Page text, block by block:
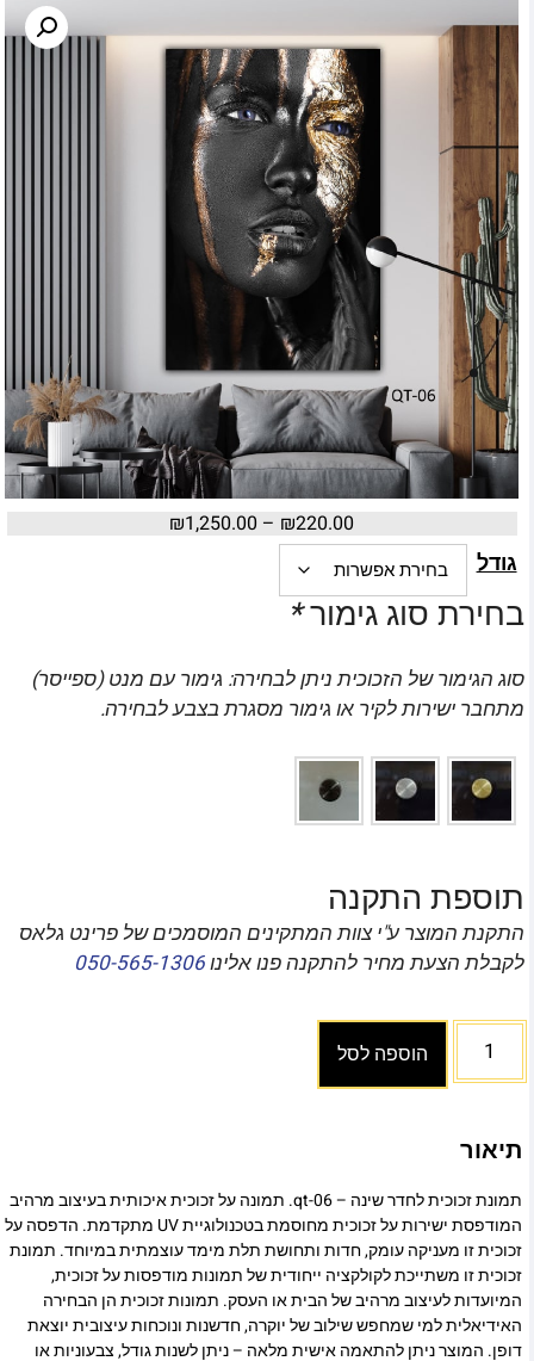
₪220.00
–
₪1,250.00
גודל
בחירת סוג גימור*
סוג הגימור של הזכוכית ניתן לבחירה: גימור עם מנט (ספייסר)
מתחבר ישירות לקיר או גימור מסגרת בצבע לבחירה.
תוספת התקנה
התקנת המוצר ע"י צוות המתקינים המוסמכים של פרינט גלאס
לקבלת הצעת מחיר להתקנה פנו אלינו050-565-1306
הוספה לסל
תיאור
תמונת זכוכית לחדר שינה – qt-06. תמונה על זכוכית איכותית בעיצוב מרהיב
המודפסת ישירות על זכוכית מחוסמת בטכנולוגיית UV מתקדמת. הדפסה על
זכוכית זו מעניקה עומק, חדות ותחושת תלת מימד עוצמתית במיוחד. תמונת
זכוכית זו משתייכת לקולקציה ייחודית של תמונות מודפסות על זכוכית,
המיועדות לעיצוב מרהיב של הבית או העסק. תמונות זכוכית הן הבחירה
האידיאלית למי שמחפש שילוב של יוקרה, חדשנות ונוכחות עיצובית יוצאת
דופן. המוצר ניתן להתאמה אישית מלאה – ניתן לשנות גודל, צבעוניות או